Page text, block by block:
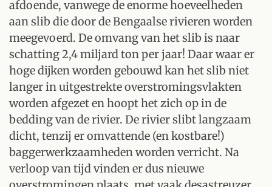
afdoende, vanwege de enorme hoeveelheden
aan slib die door de Bengaalse rivieren worden
meegevoerd. De omvang van het slib is naar
schatting 2,4 miljard ton per jaar! Daar waar er
hoge dijken worden gebouwd kan het slib niet
langer in uitgestrekte overstromingsvlakten
worden afgezet en hoopt het zich op in de
bedding van de rivier. De rivier slibt langzaam
dicht, tenzij er omvattende (en kostbare!)
baggerwerkzaamheden worden verricht. Na
verloop van tijd vinden er dus nieuwe